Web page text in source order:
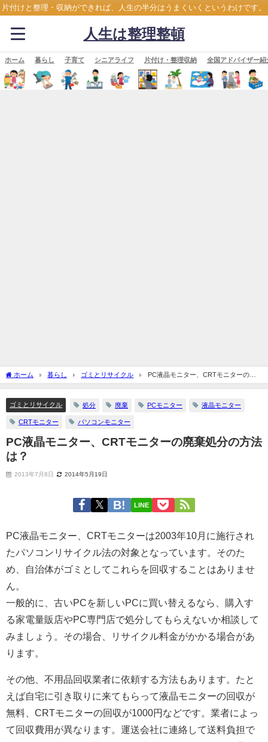
片付けと整理・収納ができれば、人生の半分はうまくいくというわけです。
人生は整理整頓
ホーム 暮らし 子育て シニアライフ 片付け・整理収納 全国アドバイザー紹
ホーム 暮らし ゴミとリサイクル
PC液晶モニター、CRTモニターの廃
棄処分の方法は？
ゴミとリサイクル 処分 廃棄 PCモニター 液晶モニター
CRTモニター パソコンモニター
PC液晶モニター、CRTモニターの廃棄処分の方法
は？
2013年7月8日 2014年5月19日
LINE
PC液晶モニター、CRTモニターは2003年10月に施行され
たパソコンリサイクル法の対象となっています。そのた
め、自治体がゴミとしてこれらを回収することはありませ
ん。
一般的に、古いPCを新しいPCに買い替えるなら、購入す
る家電量販店やPC専門店で処分してもらえないか相談して
みましょう。その場合、リサイクル料金がかかる場合があ
ります。
その他、不用品回収業者に依頼する方法もあります。たと
えば自宅に引き取りに来てもらって液晶モニターの回収が
無料、CRTモニターの回収が1000円などです。業者によっ
て回収費用が異なります。運送会社に連絡して送料負担で